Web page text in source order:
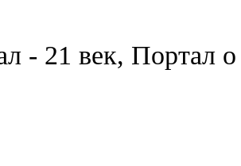
- 21 век, Портал